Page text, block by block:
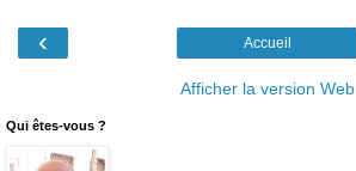
‹ Accueil
Afficher la version Web
Qui êtes-vous ?